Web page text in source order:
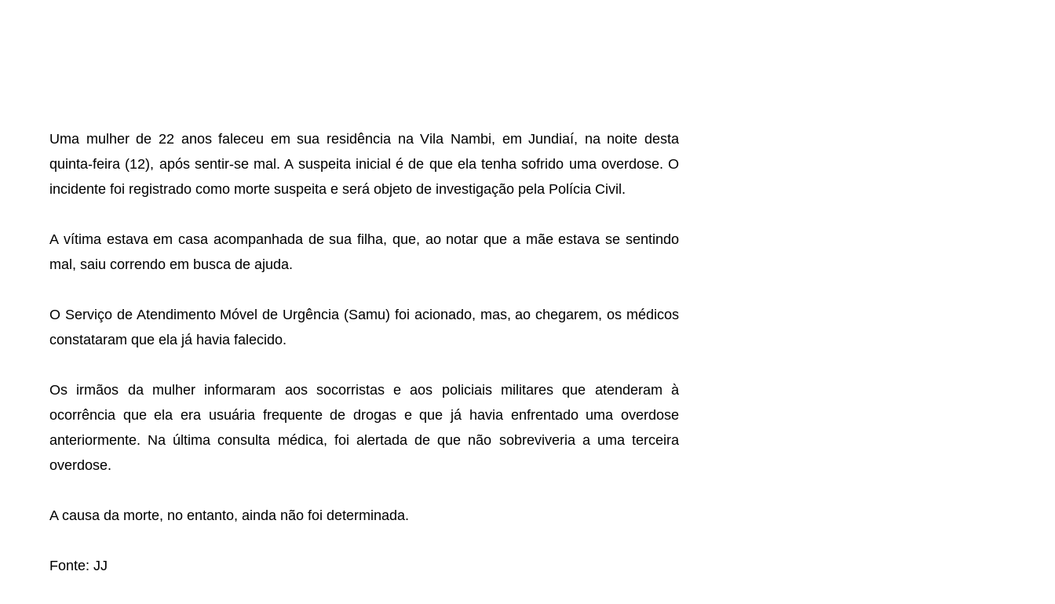
Uma mulher de 22 anos faleceu em sua residência na Vila Nambi, em Jundiaí, na noite desta
quinta-feira (12), após sentir-se mal. A suspeita inicial é de que ela tenha sofrido uma overdose. O
incidente foi registrado como morte suspeita e será objeto de investigação pela Polícia Civil.
A vítima estava em casa acompanhada de sua filha, que, ao notar que a mãe estava se sentindo
mal, saiu correndo em busca de ajuda.
O Serviço de Atendimento Móvel de Urgência (Samu) foi acionado, mas, ao chegarem, os médicos
constataram que ela já havia falecido.
Os irmãos da mulher informaram aos socorristas e aos policiais militares que atenderam à
ocorrência que ela era usuária frequente de drogas e que já havia enfrentado uma overdose
anteriormente. Na última consulta médica, foi alertada de que não sobreviveria a uma terceira
overdose.
A causa da morte, no entanto, ainda não foi determinada.
Fonte: JJ